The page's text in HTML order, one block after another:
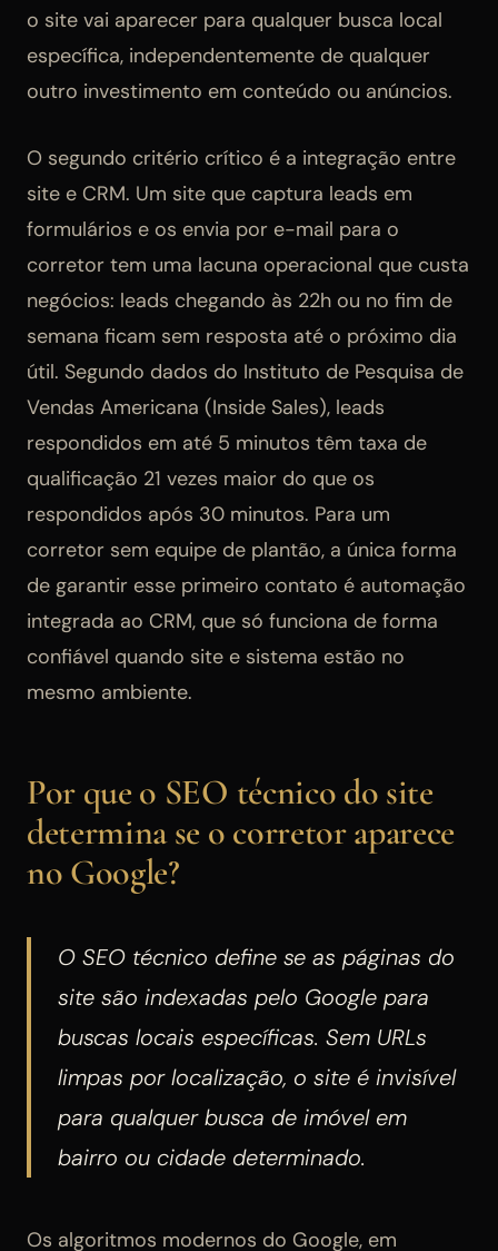
o site vai aparecer para qualquer busca local
específica, independentemente de qualquer
outro investimento em conteúdo ou anúncios.
O segundo critério crítico é a integração entre
site e CRM. Um site que captura leads em
formulários e os envia por e-mail para o
corretor tem uma lacuna operacional que custa
negócios: leads chegando às 22h ou no fim de
semana ficam sem resposta até o próximo dia
útil. Segundo dados do Instituto de Pesquisa de
Vendas Americana (Inside Sales), leads
respondidos em até 5 minutos têm taxa de
qualificação 21 vezes maior do que os
respondidos após 30 minutos. Para um
corretor sem equipe de plantão, a única forma
de garantir esse primeiro contato é automação
integrada ao CRM, que só funciona de forma
confiável quando site e sistema estão no
mesmo ambiente.
Por que o SEO técnico do site
determina se o corretor aparece
no Google?
O SEO técnico define se as páginas do
site são indexadas pelo Google para
buscas locais específicas. Sem URLs
limpas por localização, o site é invisível
para qualquer busca de imóvel em
bairro ou cidade determinado.
Os algoritmos modernos do Google, em